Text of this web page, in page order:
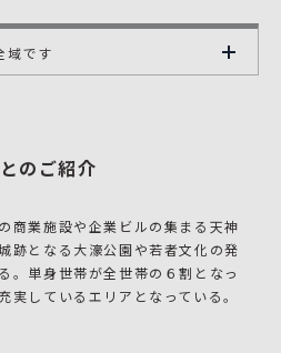
域です
のご紹介
商業施設や企業ビルの集まる天神
跡となる大濠公園や若者文化の発
。単身世帯が全世帯の６割となっ
実しているエリアとなっている。